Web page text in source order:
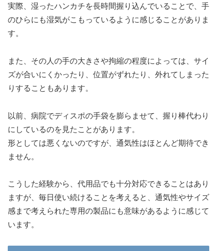
実際、湿ったハンカチを長時間握り込んでいることで、手
のひらにも湿気がこもっているように感じることがありま
す。
また、その人の手の大きさや拘縮の程度によっては、サイ
ズが合いにくかったり、位置がずれたり、外れてしまった
りすることもあります。
以前、病院でディスポの手袋を膨らませて、握り棒代わり
にしているのを見たことがあります。
形としては悪くないのですが、通気性はほとんど期待でき
ません。
こうした経験から、代用品でも十分対応できることはあり
ますが、毎日使い続けることを考えると、通気性やサイズ
感まで考えられた専用の製品にも意味があるように感じて
います。